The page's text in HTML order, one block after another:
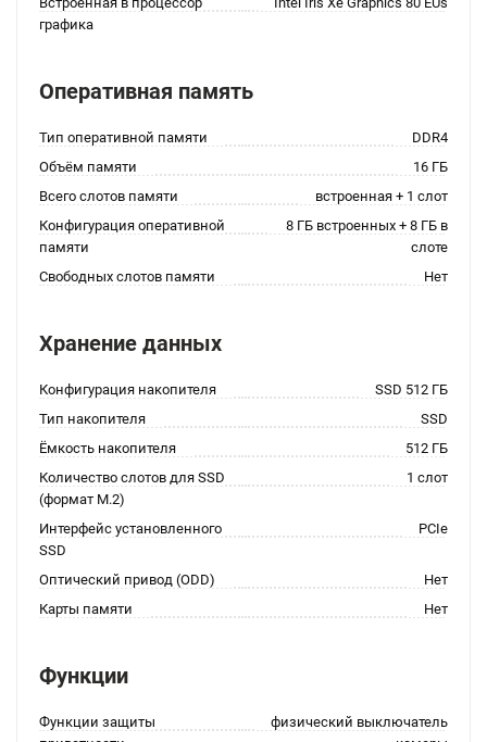
графика
Оперативная память
Тип оперативной памяти
DDR4
Объём памяти
16 ГБ
Всего слотов памяти
встроенная + 1 слот
Конфигурация оперативной
памяти
8 ГБ встроенных + 8 ГБ в
слоте
Свободных слотов памяти
Нет
Хранение данных
Конфигурация накопителя
SSD 512 ГБ
Тип накопителя
SSD
Ёмкость накопителя
512 ГБ
Количество слотов для SSD
(формат M.2)
1 слот
Интерфейс установленного
SSD
PCIe
Оптический привод (ODD)
Нет
Карты памяти
Нет
Функции
Функции защиты
физический выключатель